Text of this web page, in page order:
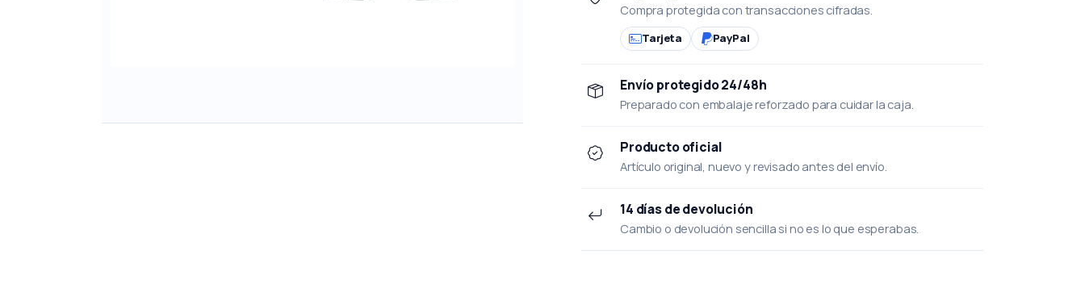
Compra protegida con transacciones cifradas.
Tarjeta PayPal
Envío protegido 24/48h
Preparado con embalaje reforzado para cuidar la caja.
Producto oficial
Artículo original, nuevo y revisado antes del envío.
14 días de devolución
Cambio o devolución sencilla si no es lo que esperabas.